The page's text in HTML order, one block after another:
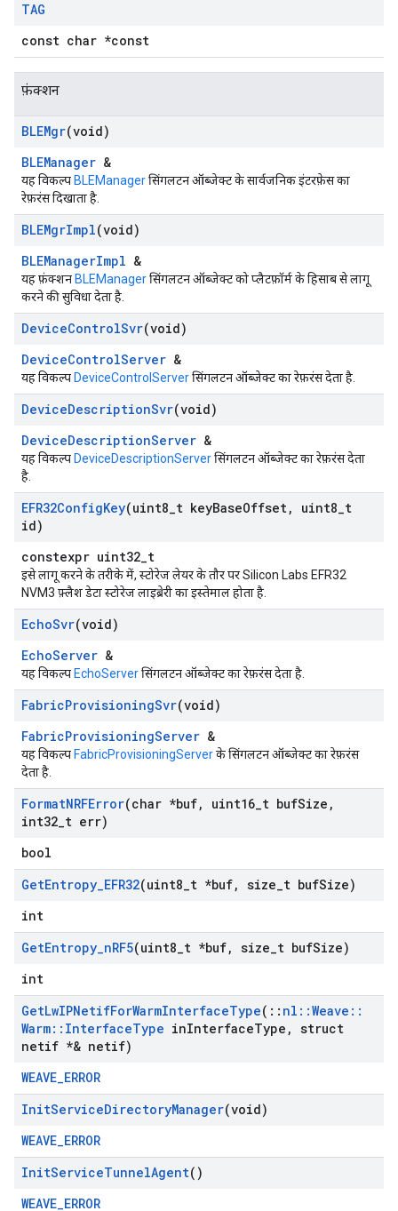
TAG
const char *const
फ़ंक्शन
BLEMgr(void)
BLEManager &
यह विकल्प BLEManagerसिंगलटन ऑब्जेक्ट के सार्वजनिक इंटरफ़ेस का
रेफ़रंस दिखाता है.
BLEMgrImpl(void)
BLEManagerImpl &
यह फ़ंक्शन BLEManagerसिंगलटन ऑब्जेक्ट को प्लैटफ़ॉर्म के हिसाब से लागू
करने की सुविधा देता है.
DeviceControlSvr(void)
DeviceControlServer &
यह विकल्प DeviceControlServerसिंगलटन ऑब्जेक्ट का रेफ़रंस देता है.
DeviceDescriptionSvr(void)
DeviceDescriptionServer &
यह विकल्प DeviceDescriptionServerसिंगलटन ऑब्जेक्ट का रेफ़रंस देता
है.
EFR32ConfigKey(uint8 t keyBaseOffset, uint8 t
id)
constexpr uint32_t
इसे लागू करने के तरीके में, स्टोरेज लेयर के तौर पर Silicon Labs EFR32
NVM3 फ़्लैश डेटा स्टोरेज लाइब्रेरी का इस्तेमाल होता है.
EchoSvr(void)
EchoServer &
यह विकल्प EchoServerसिंगलटन ऑब्जेक्ट का रेफ़रंस देता है.
FabricProvisioningSvr(void)
FabricProvisioningServer &
यह विकल्प FabricProvisioningServerके सिंगलटन ऑब्जेक्ट का रेफ़रंस
देता है.
FormatNRFError(char *buf, uint16 t bufSize ,
int32 t err)
bool
GetEntropy_EFR32(uint8 t *buf, size t bufSize)
int
GetEntropy_nRF5(uint8 t *buf, size t bufSize)
int
GetLwIPNetifForWarmInterfaceType( :: nl ::Weave ::
Warm:: InterfaceType inInterfaceType , struct
netif *& netif)
WEAVE_ERROR
InitServiceDirectoryManager(void)
WEAVE_ERROR
InitServiceTunnelAgent()
WEAVE_ERROR